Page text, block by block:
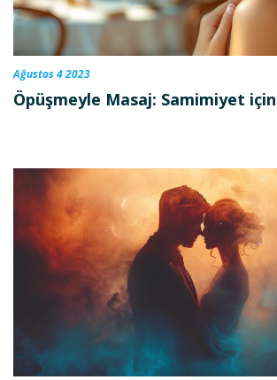
Ağustos 4 2023
Öpüşmeyle Masaj: Samimiyet